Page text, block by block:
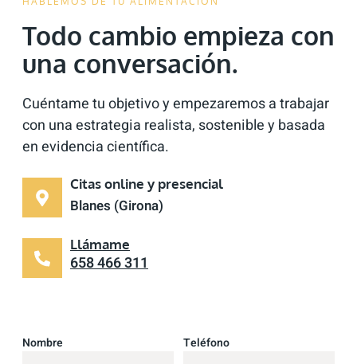
Todo cambio empieza con
una conversación.
Cuéntame tu objetivo y empezaremos a trabajar
con una estrategia realista, sostenible y basada
en evidencia científica.
Citas online y presencial
Blanes (Girona)
Llámame
658 466 311
Nombre Teléfono